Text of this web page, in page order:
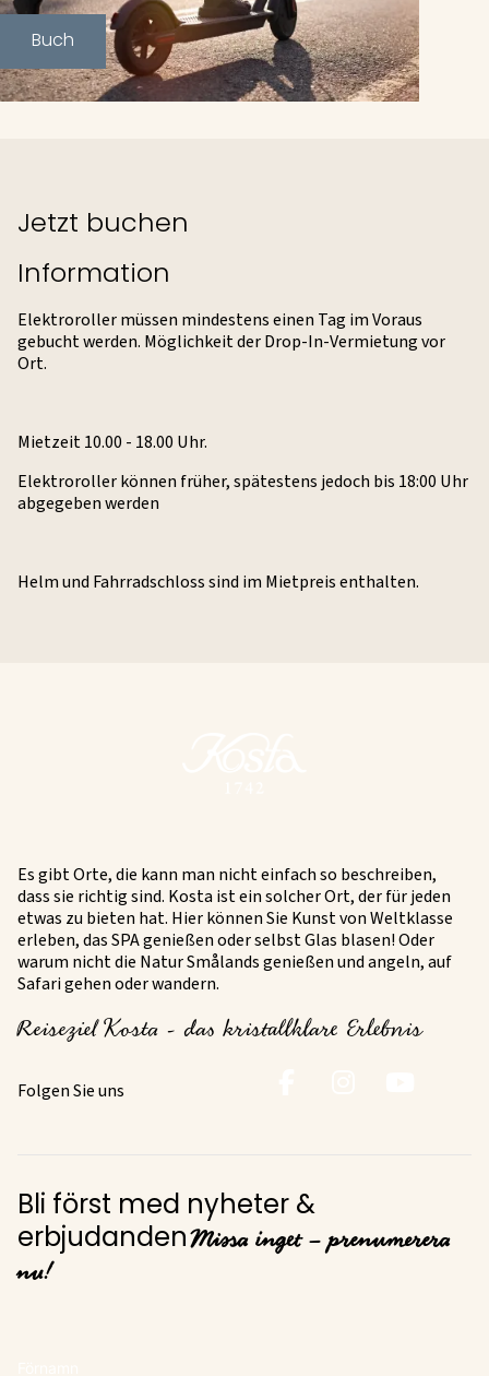
Buch
Information
Elektroroller müssen mindestens einen Tag im Voraus
gebucht werden. Möglichkeit der Drop-In-Vermietung vor
Ort.
Mietzeit 10.00 - 18.00 Uhr.
Elektroroller können früher, spätestens jedoch bis 18:00 Uhr
abgegeben werden
Helm und Fahrradschloss sind im Mietpreis enthalten.
Jetzt buchen
Es gibt Orte, die kann man nicht einfach so beschreiben,
dass sie richtig sind. Kosta ist ein solcher Ort, der für jeden
etwas zu bieten hat. Hier können Sie Kunst von Weltklasse
erleben, das SPA genießen oder selbst Glas blasen! Oder
warum nicht die Natur Smålands genießen und angeln, auf
Safari gehen oder wandern.
Reiseziel Kosta - das kristallklare Erlebnis
Folgen Sie uns
Bli först med nyheter &
erbjudanden Missa inget – prenumerera
nu!